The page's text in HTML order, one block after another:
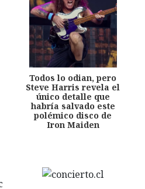
Todos lo odian, pero
Steve Harris revela el
único detalle que
habría salvado este
polémico disco de
Iron Maiden